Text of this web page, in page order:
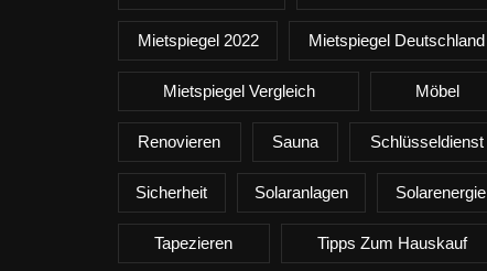
Mietspiegel 2022 Mietspiegel Deutschland
Mietspiegel Vergleich Möbel
Renovieren Sauna Schlüsseldienst
Sicherheit Solaranlagen Solarenergie
Tapezieren Tipps Zum Hauskauf